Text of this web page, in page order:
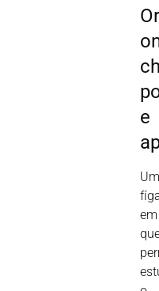
e
Um